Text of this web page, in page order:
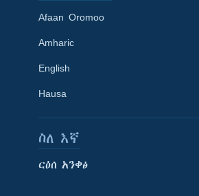
Afaan Oromoo
Amharic
English
Hausa
ስለ እኛ
ርዕሰ አንቀፅ